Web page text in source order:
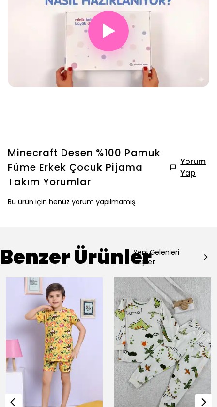
▶
Minecraft Desen %100 Pamuk
Füme Erkek Çocuk Pijama
Takım Yorumlar
Yorum
Yap
Bu ürün için henüz yorum yapılmamış.
Benzer ÜrünlerYeni Gelenleri
Keşfet